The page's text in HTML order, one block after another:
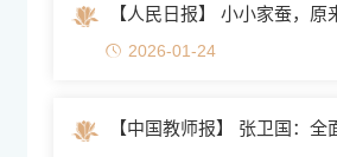
2026-01-24